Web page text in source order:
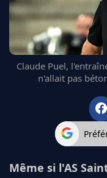
MANCHESTER UNITED
CHELSEA
ARSENAL
BAYERN
L'AVIS DE LA RÉDAC'
Claude Puel,
n'allait pas
Même si l'AS